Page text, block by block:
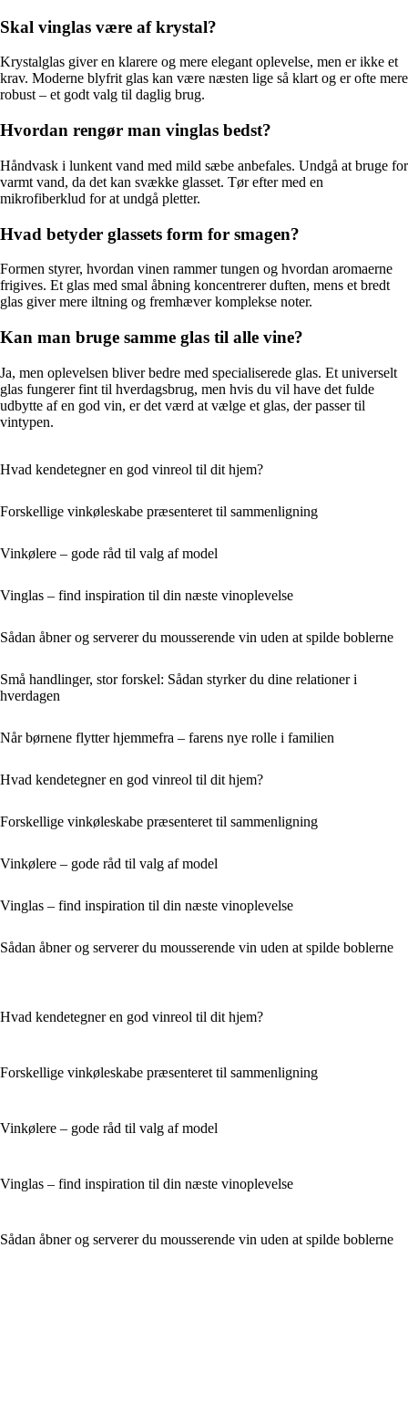
Skal vinglas være af krystal?
Krystalglas giver en klarere og mere elegant oplevelse, men er ikke et
krav. Moderne blyfrit glas kan være næsten lige så klart og er ofte mere
robust – et godt valg til daglig brug.
Hvordan rengør man vinglas bedst?
Håndvask i lunkent vand med mild sæbe anbefales. Undgå at bruge for
varmt vand, da det kan svække glasset. Tør efter med en
mikrofiberklud for at undgå pletter.
Hvad betyder glassets form for smagen?
Formen styrer, hvordan vinen rammer tungen og hvordan aromaerne
frigives. Et glas med smal åbning koncentrerer duften, mens et bredt
glas giver mere iltning og fremhæver komplekse noter.
Kan man bruge samme glas til alle vine?
Ja, men oplevelsen bliver bedre med specialiserede glas. Et universelt
glas fungerer fint til hverdagsbrug, men hvis du vil have det fulde
udbytte af en god vin, er det værd at vælge et glas, der passer til
vintypen.
Hvad kendetegner en god vinreol til dit hjem?
Forskellige vinkøleskabe præsenteret til sammenligning
Vinkølere – gode råd til valg af model
Vinglas – find inspiration til din næste vinoplevelse
Sådan åbner og serverer du mousserende vin uden at spilde boblerne
Små handlinger, stor forskel: Sådan styrker du dine relationer i
hverdagen
Når børnene flytter hjemmefra – farens nye rolle i familien
Hvad kendetegner en god vinreol til dit hjem?
Forskellige vinkøleskabe præsenteret til sammenligning
Vinkølere – gode råd til valg af model
Vinglas – find inspiration til din næste vinoplevelse
Sådan åbner og serverer du mousserende vin uden at spilde boblerne
Hvad kendetegner en god vinreol til dit hjem?
Forskellige vinkøleskabe præsenteret til sammenligning
Vinkølere – gode råd til valg af model
Vinglas – find inspiration til din næste vinoplevelse
Sådan åbner og serverer du mousserende vin uden at spilde boblerne